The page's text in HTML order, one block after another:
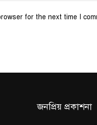
for the next time I
জনপ্রিয় প্রকাশনা